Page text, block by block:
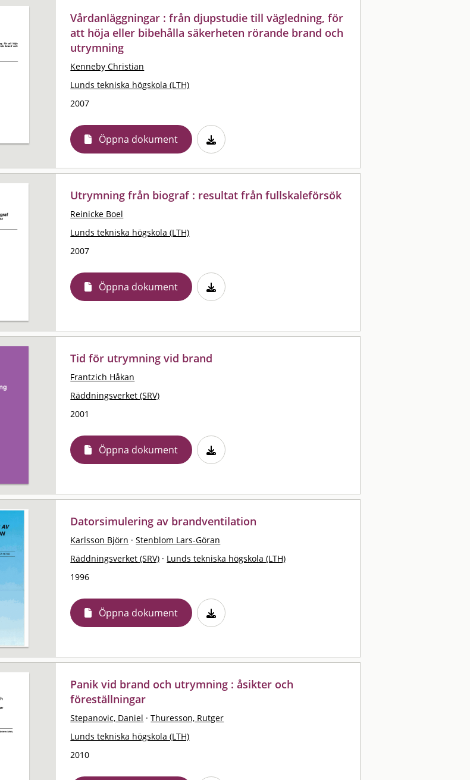
Vårdanläggningar : från djupstudie till vägledning, för
att höja eller bibehålla säkerheten rörande brand och
utrymning
Kenneby Christian
Lunds tekniska högskola (LTH)
2007
Öppna dokument
Utrymning från biograf : resultat från fullskaleförsök
Reinicke Boel
Lunds tekniska högskola (LTH)
2007
Öppna dokument
Tid för utrymning vid brand
Frantzich Håkan
Räddningsverket (SRV)
2001
Öppna dokument
Datorsimulering av brandventilation
Karlsson Björn · Stenblom Lars-Göran
Räddningsverket (SRV) · Lunds tekniska högskola (LTH)
1996
Öppna dokument
Panik vid brand och utrymning : åsikter och
föreställningar
Stepanovic, Daniel · Thuresson, Rutger
Lunds tekniska högskola (LTH)
2010